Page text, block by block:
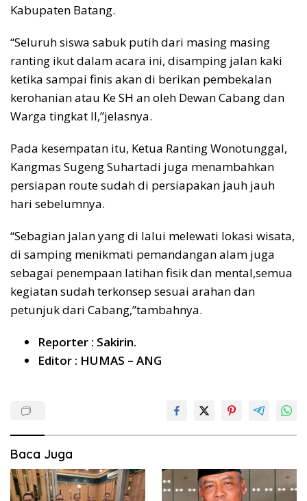
Kabupaten Batang.
“Seluruh siswa sabuk putih dari masing masing
ranting ikut dalam acara ini, disamping jalan kaki
ketika sampai finis akan di berikan pembekalan
kerohanian atau Ke SH an oleh Dewan Cabang dan
Warga tingkat II,”jelasnya.
Pada kesempatan itu, Ketua Ranting Wonotunggal,
Kangmas Sugeng Suhartadi juga menambahkan
persiapan route sudah di persiapakan jauh jauh
hari sebelumnya.
“Sebagian jalan yang di lalui melewati lokasi wisata,
di samping menikmati pemandangan alam juga
sebagai penempaan latihan fisik dan mental,semua
kegiatan sudah terkonsep sesuai arahan dan
petunjuk dari Cabang,”tambahnya.
Reporter : Sakirin.
Editor : HUMAS – ANG
Baca Juga